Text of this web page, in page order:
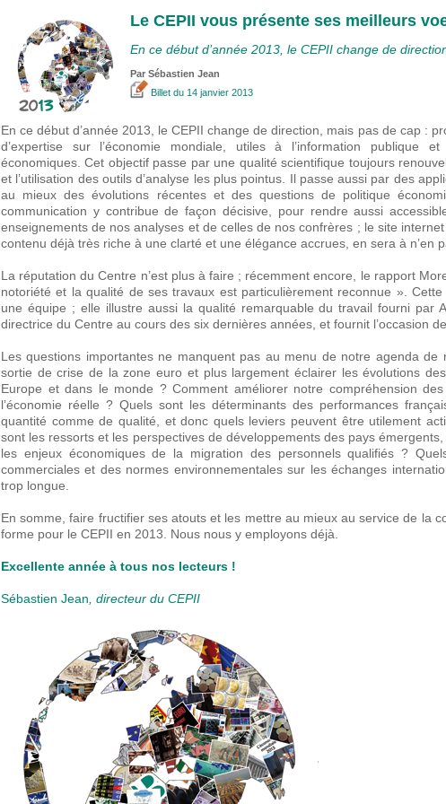
Le CEPII vous présente ses meilleurs
En ce début d’année 2013, le CEPII change de
Par Sébastien Jean
Billet du 14 janvier 2013
En ce début d’année 2013, le CEPII change de direction, mais pas de cap :
d’expertise sur l’économie mondiale, utiles à l’information publique
économiques. Cet objectif passe par une qualité scientifique toujours
et l’utilisation des outils d’analyse les plus pointus. Il passe aussi par des
au mieux des évolutions récentes et des questions de politique
communication y contribue de façon décisive, pour rendre aussi
enseignements de nos analyses et de celles de nos confrères ; le site
contenu déjà très riche à une clarté et une élégance accrues, en sera à n’en
La réputation du Centre n’est plus à faire ; récemment encore, le rapport
notoriété et la qualité de ses travaux est particulièrement reconnue ».
une équipe ; elle illustre aussi la qualité remarquable du travail fourni par
directrice du Centre au cours des six dernières années, et fournit l’occasion
Les questions importantes ne manquent pas au menu de notre agenda de
sortie de crise de la zone euro et plus largement éclairer les évolutions
Europe et dans le monde ? Comment améliorer notre compréhension
l’économie réelle ? Quels sont les déterminants des performances
quantité comme de qualité, et donc quels leviers peuvent être utilement
sont les ressorts et les perspectives de développements des pays
les enjeux économiques de la migration des personnels qualifiés ?
commerciales et des normes environnementales sur les échanges
trop longue.
En somme, faire fructifier ses atouts et les mettre au mieux au service de la
forme pour le CEPII en 2013. Nous nous y employons déjà.
Excellente année à tous nos lecteurs !
Sébastien Jean, directeur du CEPII